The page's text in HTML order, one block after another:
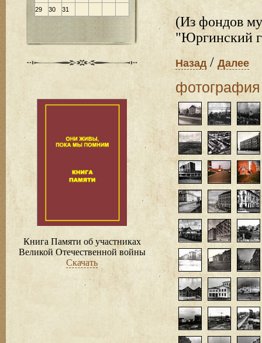
29
30 31
Книга Памяти об участниках
Великой Отечественной войны
Скачать
(Из фондов
"Юргинский
Назад / Далее
фотография